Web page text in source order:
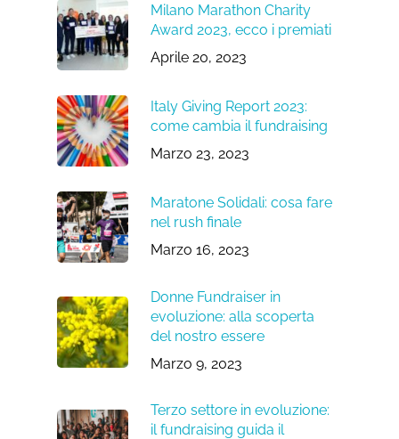
Milano Marathon Charity
Award 2023, ecco i premiati
Aprile 20, 2023
Italy Giving Report 2023:
come cambia il fundraising
Marzo 23, 2023
Maratone Solidali: cosa fare
nel rush finale
Marzo 16, 2023
Donne Fundraiser in
evoluzione: alla scoperta
del nostro essere
Marzo 9, 2023
Terzo settore in evoluzione:
il fundraising guida il